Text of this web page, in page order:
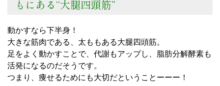
もにある“大腿四頭筋”
動かすなら下半身！
大きな筋肉である、太ももある大腿四頭筋。
足をよく動かすことで、代謝もアップし、脂肪分解酵素も
活発になるのだそうです。
つまり、痩せるためにも大切だということーーー！